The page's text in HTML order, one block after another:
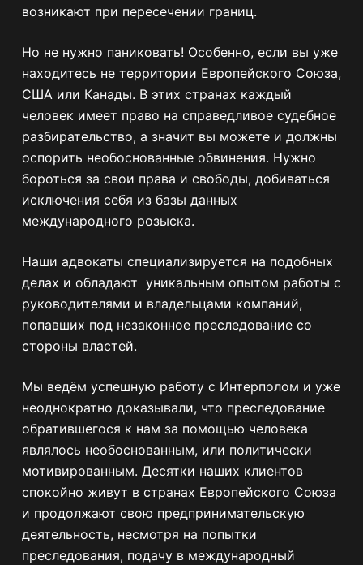
возникают при пересечении границ.
Но не нужно паниковать! Особенно, если вы уже
находитесь не территории Европейского Союза,
США или Канады. В этих странах каждый
человек имеет право на справедливое судебное
разбирательство, а значит вы можете и должны
оспорить необоснованные обвинения. Нужно
бороться за свои права и свободы, добиваться
исключения себя из базы данных
международного розыска.
Наши адвокаты специализируется на подобных
делах и обладают уникальным опытом работы с
руководителями и владельцами компаний,
попавших под незаконное преследование со
стороны властей.
Мы ведём успешную работу с Интерполом и уже
неоднократно доказывали, что преследование
обратившегося к нам за помощью человека
являлось необоснованным, или политически
мотивированным. Десятки наших клиентов
спокойно живут в странах Европейского Союза
и продолжают свою предпринимательскую
деятельность, несмотря на попытки
преследования, подачу в международный